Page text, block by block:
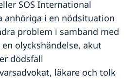
och nationellt ID-kort
situationer
säkerhet
SOS International
anhöriga i en nödsituation
problem i samband med
olyckshändelse, akut
dödsfall
läkare och tolk